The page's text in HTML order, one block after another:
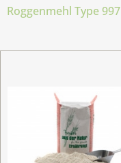
Roggenmehl Type 997